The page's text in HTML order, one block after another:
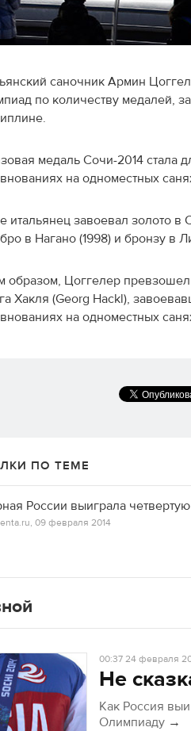
саночник Армин
по количеству медалей,
медаль Сочи-2014 стала
на одноместных
итальянец завоевал золото
в Нагано (1998) и бронзу в
образом, Цоггелер
Хакля (Georg Hackl),
на одноместных
ПО ТЕМЕ
России выиграла
09 февраля 2014
00:3724 февраля
Не
Как Россия
Олимпиаду →